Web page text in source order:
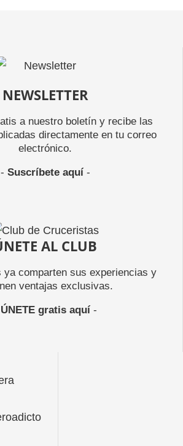
NEWSLETTER
a nuestro boletín y recibe las
directamente en tu correo
electrónico.
- Suscríbete aquí-
AL CLUB
comparten sus experiencias y
ventajas exclusivas.
ÚNETE gratis aquí-